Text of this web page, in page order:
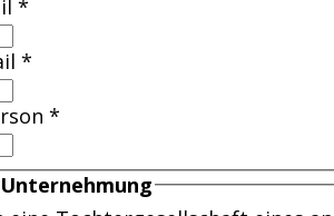
*
*
*